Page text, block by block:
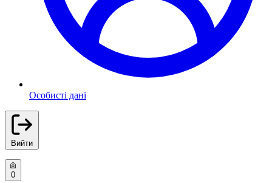
Особисті дані
Вийти
0